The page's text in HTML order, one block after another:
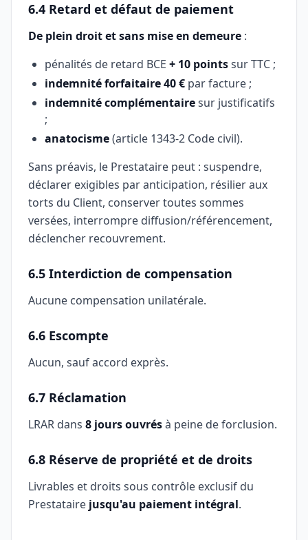
6.4 Retard et défaut de paiement
De plein droit et sans mise en demeure :
pénalités de retard BCE + 10 pointssur TTC ;
indemnité forfaitaire 40 € par facture ;
indemnité complémentairesur justificatifs
;
anatocisme(article 1343-2 Code civil).
Sans préavis, le Prestataire peut : suspendre,
déclarer exigibles par anticipation, résilier aux
torts du Client, conserver toutes sommes
versées, interrompre diffusion/référencement,
déclencher recouvrement.
6.5 Interdiction de compensation
Aucune compensation unilatérale.
6.6 Escompte
Aucun, sauf accord exprès.
6.7 Réclamation
LRAR dans 8 jours ouvrésà peine de forclusion.
6.8 Réserve de propriété et de droits
Livrables et droits sous contrôle exclusif du
Prestataire jusqu'au paiement intégral.